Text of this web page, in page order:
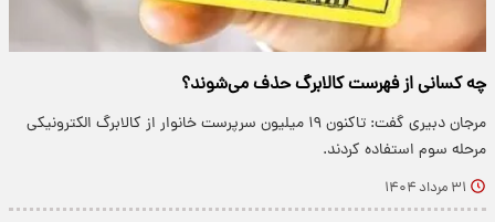
چه کسانی از فهرست کالابرگ حذف می‌شوند؟
مرجان دبیری گفت: تاکنون ۱۹ میلیون سرپرست خانوار از کالابرگ الکترونیکی
مرحله سوم استفاده کردند.
۳۱ مرداد ۱۴۰۴